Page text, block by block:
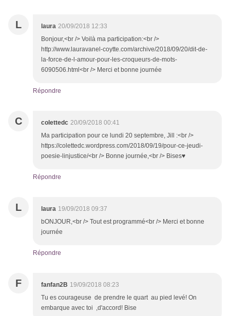
L laura 20/09/2018 12:33
Bonjour,<br /> Voilà ma participation:<br />
http://www.lauravanel-coytte.com/archive/2018/09/20/dit-de-
la-force-de-l-amour-pour-les-croqueurs-de-mots-
6090506.html<br /> Merci et bonne journée
Répondre
C colettedc 20/09/2018 00:41
Ma participation pour ce lundi 20 septembre, Jill :<br />
https://colettedc.wordpress.com/2018/09/19/pour-ce-jeudi-
poesie-linjustice/<br /> Bonne journée,<br /> Bises♥
Répondre
L laura 19/09/2018 09:37
bONJOUR,<br /> Tout est programmé<br /> Merci et bonne
journée
Répondre
F fanfan2B 19/09/2018 08:23
Tu es courageuse de prendre le quart au pied levé! On
embarque avec toi ,d'accord! Bise